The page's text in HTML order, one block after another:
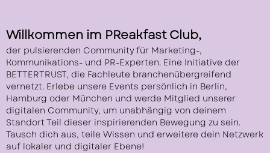
Willkommen im PReakfast Club,
der pulsierenden Community für Marketing-,
Kommunikations- und PR-Experten. Eine Initiative der
BETTERTRUST, die Fachleute branchenübergreifend
vernetzt. Erlebe unsere Events persönlich in Berlin,
Hamburg oder München und werde Mitglied unserer
digitalen Community, um unabhängig von deinem
Standort Teil dieser inspirierenden Bewegung zu sein.
Tausch dich aus, teile Wissen und erweitere dein Netzwerk
auf lokaler und digitaler Ebene!